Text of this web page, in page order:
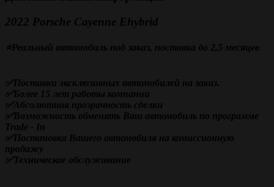
2022 Porsche Cayenne Ehybrid
⭐Реальный автомобиль под заказ, поставка до 2,5 месяцев
✅Поставки эксклюзивных автомобилей на заказ.
✅Более 15 лет работы компании
✅Абсолютная прозрачность сделки
✅Возможность обменять Ваш автомобиль по программе
Trade - In
✅Постановка Вашего автомобиля на комиссионную
продажу
✅Техническое обслуживание